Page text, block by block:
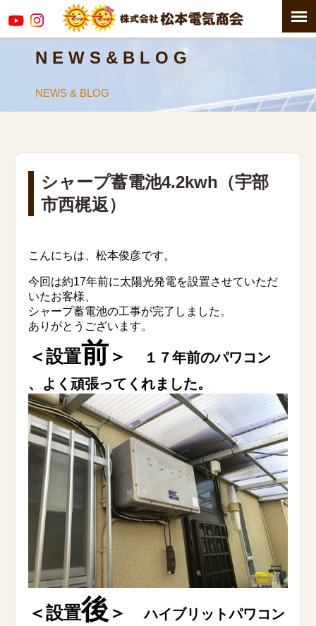
N E W S & B L O G
NEWS & BLOG
シャープ蓄電池4.2kwh（宇部
市西梶返）
こんにちは、松本俊彦です。
今回は約17年前に太陽光発電を設置させていただ
いたお客様、
シャープ蓄電池の工事が完了しました。
ありがとうございます。
＜設置前 ＞
１７年前のパワコン
、よく頑張ってくれました。
＜設置後 ＞ハイブリットパワコン